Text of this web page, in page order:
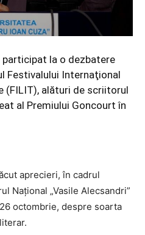
participat la o dezbatere
Festivalului Internaţional
(FILIT), alături de scriitorul
al Premiului Goncourt în
aprecieri, în cadrul
Naţional „Vasile Alecsandri”
octombrie, despre soarta